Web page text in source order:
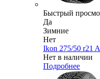
Быстрый
Да
Зимние
Нет
Ikon 275/50 r21
Нет в наличии
Подробнее